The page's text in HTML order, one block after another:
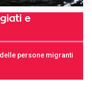
e
persone migranti